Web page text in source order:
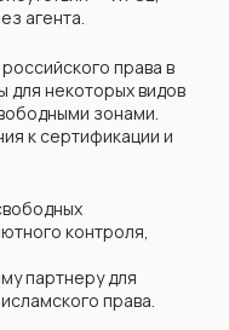
агента.
права в
для некоторых видов
зонами.
к сертификации и
контроля,
партнеру для
права.